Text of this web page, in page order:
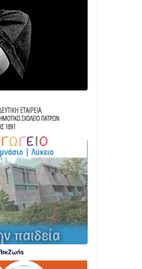
εκχώρηση
που
ΓΙΑ ΦΩΤΙΑ ΣΤΟΝ
μέρος στο Λυγιά
η Παράκαμψη